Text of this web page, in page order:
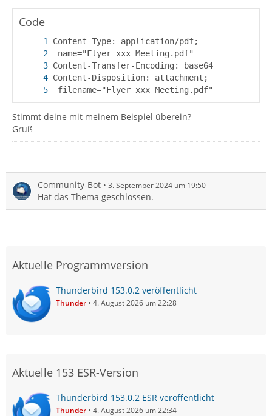
Code
filename="Flyer xxx Meeting.pdf"
Stimmt deine mit meinem Beispiel überein?
Gruß
Community-Bot 3. September 2024 um 19:50
Hat das Thema geschlossen.
Aktuelle Programmversion
Thunderbird 153.0.2 veröffentlicht
Thunder 4. August 2026 um 22:28
Aktuelle 153 ESR-Version
Thunderbird 153.0.2 ESR veröffentlicht
Thunder 4. August 2026 um 22:34